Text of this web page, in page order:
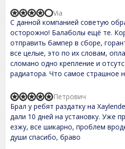
t
o
f
5
R
a
t
e
d
4
,
0
o
t
o
f
5
С данной компанией советую
осторожно! Балаболы ещё те.
отправить бампер в сборе,
все целые, это по их словам,
сломано одно крепление и
радиатора. Что самое страшное
Via
R
a
t
d
5
Брал у ребят раздатку на
дали 10 дней на установку. Уже
езжу, все шикарно, проблем
души спасибо, браво
Петрович